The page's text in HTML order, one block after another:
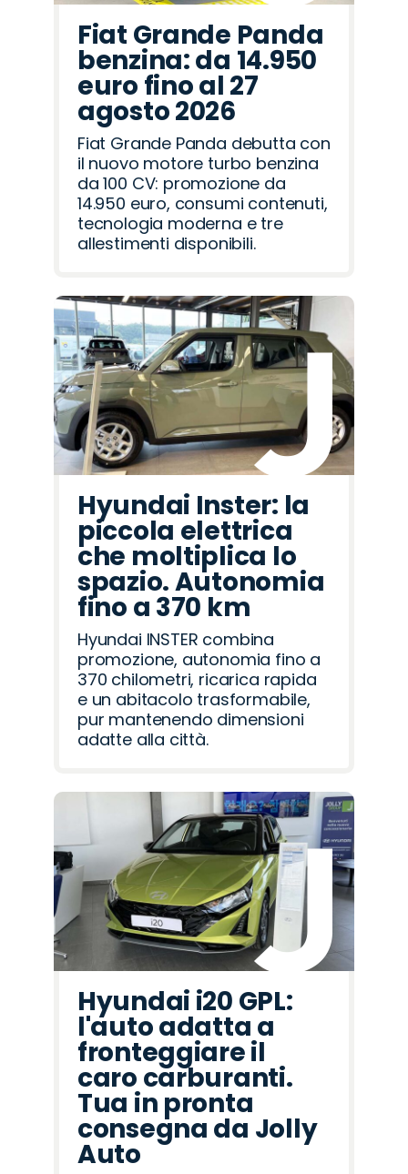
Fiat Grande Panda
benzina: da 14.950
euro fino al 27
agosto 2026
Fiat Grande Panda debutta con
il nuovo motore turbo benzina
da 100 CV: promozione da
14.950 euro, consumi contenuti,
tecnologia moderna e tre
allestimenti disponibili.
Hyundai Inster: la
piccola elettrica
che moltiplica lo
spazio. Autonomia
fino a 370 km
Hyundai INSTER combina
promozione, autonomia fino a
370 chilometri, ricarica rapida
e un abitacolo trasformabile,
pur mantenendo dimensioni
adatte alla città.
Hyundai i20 GPL:
l'auto adatta a
fronteggiare il
caro carburanti.
Tua in pronta
consegna da Jolly
Auto